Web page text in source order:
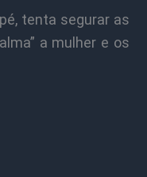
tenta segurar as
a mulher e os